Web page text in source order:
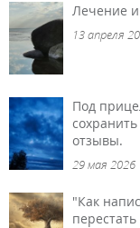
Лечение
13 апреля
Под
отзывы.
29 мая 2026
"Как